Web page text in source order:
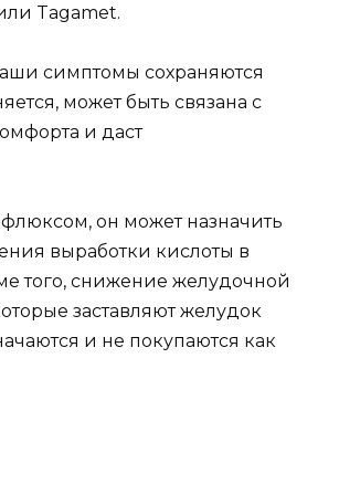
Tagamet.
симптомы сохраняются
может быть связана с
и даст
он может назначить
выработки кислоты в
того, снижение желудочной
заставляют желудок
и не покупаются как